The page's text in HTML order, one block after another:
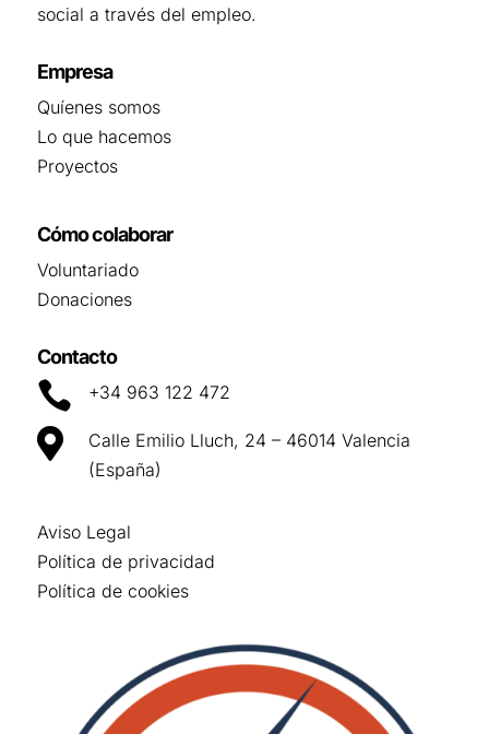
social a través del empleo.
Empresa
Quíenes somos
Lo que hacemos
Proyectos
Cómo colaborar
Voluntariado
Donaciones
Contacto
 +34 963 122 472

Calle Emilio Lluch, 24 – 46014 Valencia
(España)
Aviso Legal
Política de privacidad
Política de cookies